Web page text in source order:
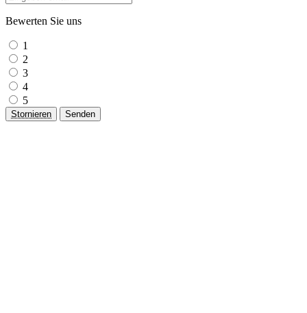
Bewerten Sie uns
1
2
3
4
5
Stornieren Senden